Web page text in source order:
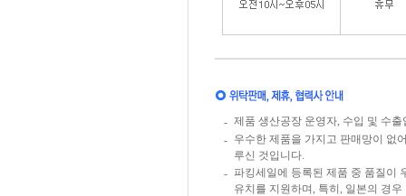
- 제품 생산공장 운영자, 수입 및 수
- 우수한 제품을 가지고 판매망이 없
루신 것입니다.
- 파킹세일에 등록된 제품 중 품질이
유치를 지원하며, 특히, 일본의 경